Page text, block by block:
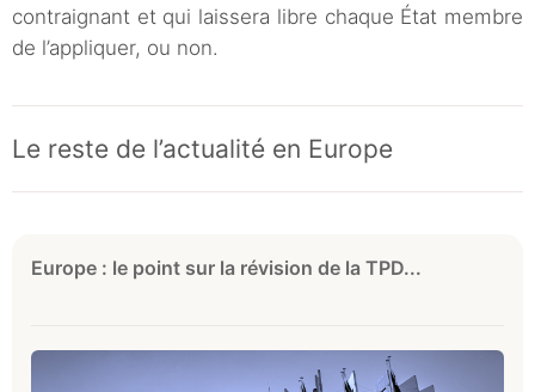
contraignant et qui laissera libre chaque État membre
de l’appliquer, ou non.
Le reste de l’actualité en Europe
Europe : le point sur la révision de la TPD...